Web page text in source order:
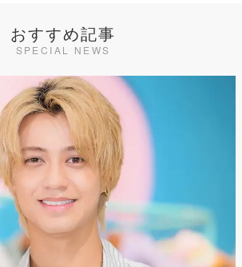
おすすめ記事
SPECIAL NEWS